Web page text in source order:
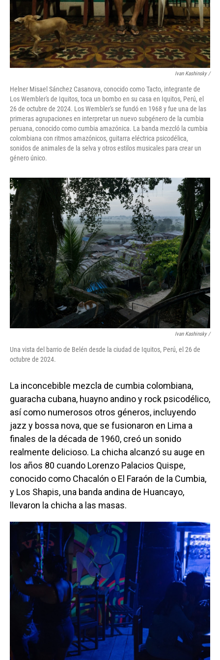
Ivan Kashinsky/
Helner Misael Sánchez Casanova, conocido como Tacto, integrante de
Los Wembler's de Iquitos, toca un bombo en su casa en Iquitos, Perú, el
26 de octubre de 2024. Los Wembler's se fundó en 1968 y fue una de las
primeras agrupaciones en interpretar un nuevo subgénero de la cumbia
peruana, conocido como cumbia amazónica. La banda mezcló la cumbia
colombiana con ritmos amazónicos, guitarra eléctrica psicodélica,
sonidos de animales de la selva y otros estilos musicales para crear un
género único.
Ivan Kashinsky/
Una vista del barrio de Belén desde la ciudad de Iquitos, Perú, el 26 de
octubre de 2024.
La inconcebible mezcla de cumbia colombiana,
guaracha cubana, huayno andino y rock psicodélico,
así como numerosos otros géneros, incluyendo
jazz y bossa nova, que se fusionaron en Lima a
finales de la década de 1960, creó un sonido
realmente delicioso. La chicha alcanzó su auge en
los años 80 cuando Lorenzo Palacios Quispe,
conocido como Chacalón o El Faraón de la Cumbia,
y Los Shapis, una banda andina de Huancayo,
llevaron la chicha a las masas.